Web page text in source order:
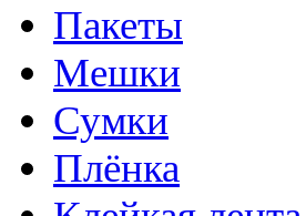
Пакеты
Мешки
Сумки
Плёнка